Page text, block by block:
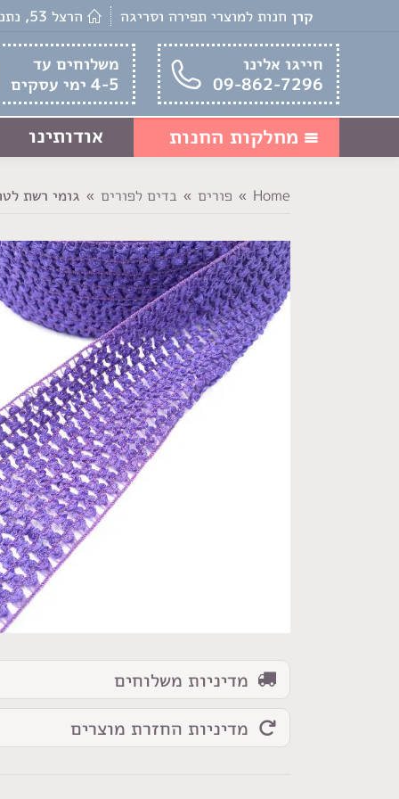
קרן חנות למוצרי תפירה וסריגה הרצל 53, נתניה
חייגו אלינו
09-862-7296
משלוחים עד
4-5 ימי עסקים
מחלקות החנות אודותינו
You are here:
Home פורים בדים לפורים גומי רשת
מדיניות משלוחים
מדיניות החזרת מוצרים
סגול